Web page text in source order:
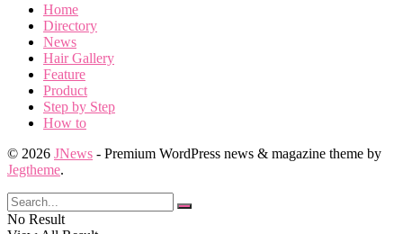
Home
Directory
News
Hair Gallery
Feature
Product
Step by Step
How to
© 2026 JNews - Premium WordPress news & magazine theme by
Jegtheme.
No Result